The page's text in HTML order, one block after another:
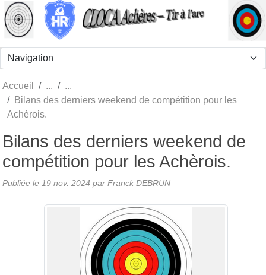
Accueil
Bilans des derniers weekend de compétition pour les
Achèrois.
Bilans des derniers weekend de
compétition pour les Achèrois.
Publiée le 19 nov. 2024 par Franck DEBRUN
Panneau de gestion des cookies